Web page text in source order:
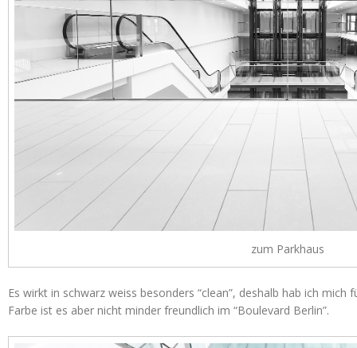
zum Parkhaus
Es wirkt in schwarz weiss besonders “clean”, deshalb hab ich mich
Farbe ist es aber nicht minder freundlich im “Boulevard Berlin”.